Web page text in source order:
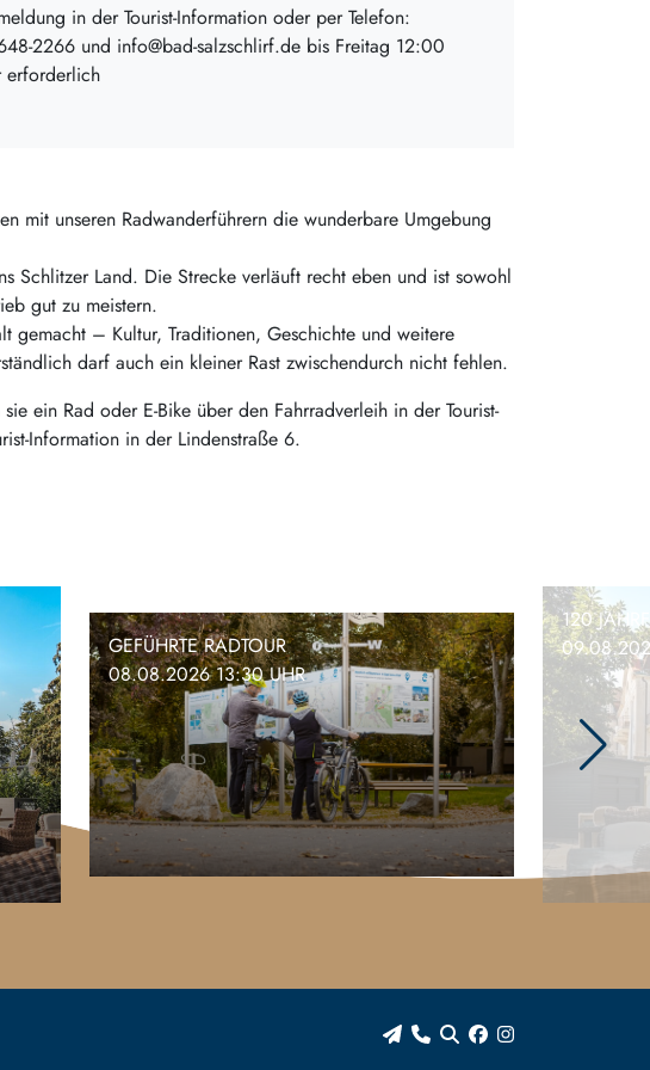
in der Tourist-Information oder per Telefon:
2266 und info@bad-salzschlirf.de bis Freitag 12:00
erforderlich
mit unseren Radwanderführern die wunderbare Umgebung
Schlitzer Land. Die Strecke verläuft recht eben und ist sowohl
gut zu meistern.
gemacht – Kultur, Traditionen, Geschichte und weitere
darf auch ein kleiner Rast zwischendurch nicht fehlen.
ein Rad oder E-Bike über den Fahrradverleih in der Tourist-
Information in der Lindenstraße 6.
GEFÜHRTE RADTOUR
08.08.2026 13:30 UHR
120